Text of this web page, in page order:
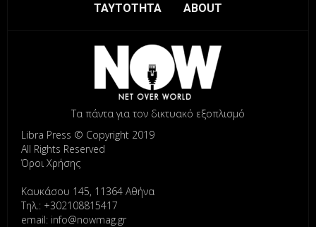
ΤΑΥΤΟΤΗΤΑ ABOUT
Τα πάντα για τον δικτυακό εξοπλισμό
Libra Press © Copyright 2019
All Rights Reserved
Όροι Χρήσης
Καυκάσου 145, 11364 Αθήνα
Τηλ.: +302108815417
email: info@nowmag.gr